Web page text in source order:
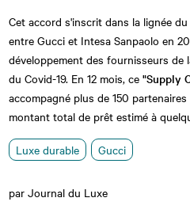
Cet accord s'inscrit dans la lignée
entre Gucci et Intesa Sanpaolo en
développement des fournisseurs de
du Covid-19. En 12 mois, ce"Supply
accompagné plus de 150
montant total de prêt estimé à
Luxe durable Gucci
par Journal du Luxe